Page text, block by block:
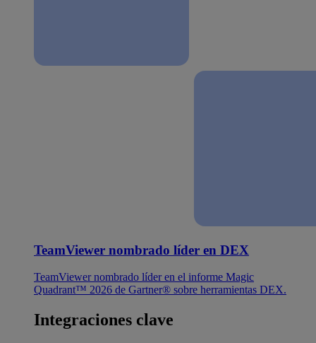
TeamViewer nombrado líder en DEX
TeamViewer nombrado líder en el informe Magic
Quadrant™ 2026 de Gartner® sobre herramientas DEX.
Integraciones clave